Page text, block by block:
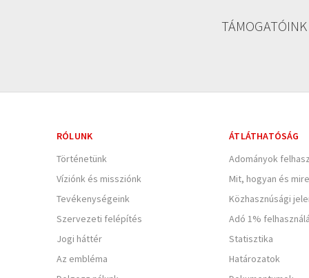
TÁMOGATÓINK
RÓLUNK
Történetünk
Víziónk és missziónk
Tevékenységeink
Szervezeti felépítés
Jogi háttér
Az embléma
ÁTLÁTHATÓSÁG
Adományok
Mit, hogyan és
Közhasznúsági
Adó 1%
Statisztika
Határozatok